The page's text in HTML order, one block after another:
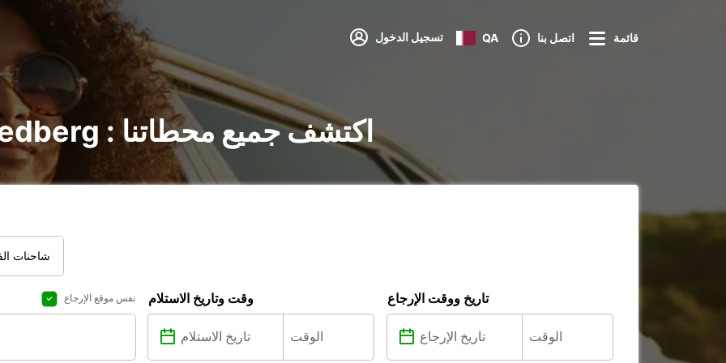
تسجيل الدخول QA اتصل بنا قائمة
تأجير السيارات في Friedberg : اكتشف جميع محطاتنا
شاحنات
نفس موقع الإرجاع وقت وتاريخ الاستلام تاريخ ووقت الإرجاع